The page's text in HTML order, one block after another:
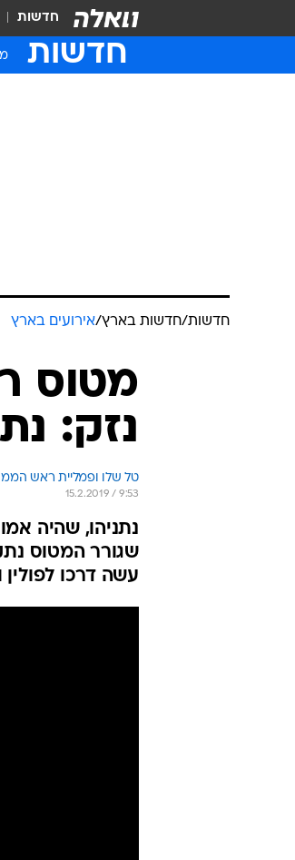
חדשות
חדשות
חדשות/חדשות בארץ/אירועים בארץ
מטוס
נזק:
טל שלו ופמליית ראש
15.2.2019 / 9:53
נתניהו, שהיה
שגורר המטוס
עשה דרכו